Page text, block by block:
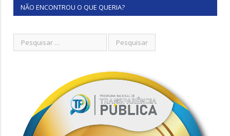
NÃO ENCONTROU O QUE QUERIA?